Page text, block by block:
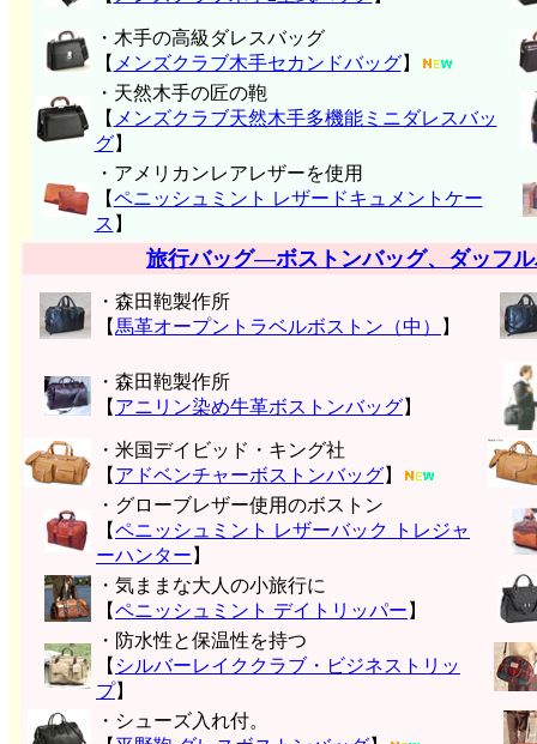
・木手の高級ダレスバッグ
【 メンズクラブ木手セカンドバッグ】
・天然木手の匠の鞄
【 メンズクラブ天然木手多機能ミニダレスバッ
グ】
・アメリカンレアレザーを使用
【ペニッシュミント レザードキュメントケー
ス 】
旅行バッグ―ボストンバッグ、ダッフ
・森田鞄製作所
【 馬革オープントラベルボストン（中） 】
・森田鞄製作所
【 アニリン染め牛革ボストンバッグ】
・米国デイビッド・キング社
【 アドベンチャーボストンバッグ】
・グローブレザー使用のボストン
【ペニッシュミント レザーバック トレジャ
ーハンター 】
・気ままな大人の小旅行に
【ペニッシュミント デイトリッパー 】
・防水性と保温性を持つ
【 シルバーレイククラブ・ビジネストリッ
プ】
・シューズ入れ付。